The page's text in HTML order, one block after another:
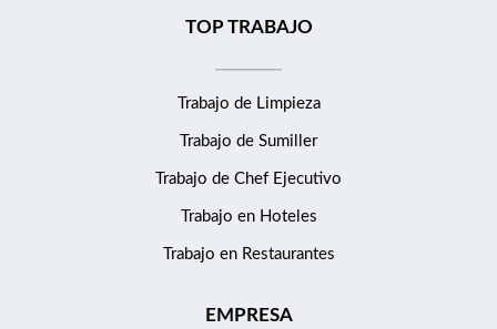
TOP TRABAJO
Trabajo de Limpieza
Trabajo de Sumiller
Trabajo de Chef Ejecutivo
Trabajo en Hoteles
Trabajo en Restaurantes
EMPRESA